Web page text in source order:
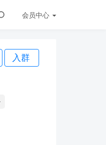
会员中心
入群